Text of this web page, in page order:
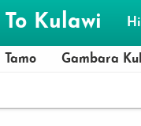
Kulawi
Tamo Gambara